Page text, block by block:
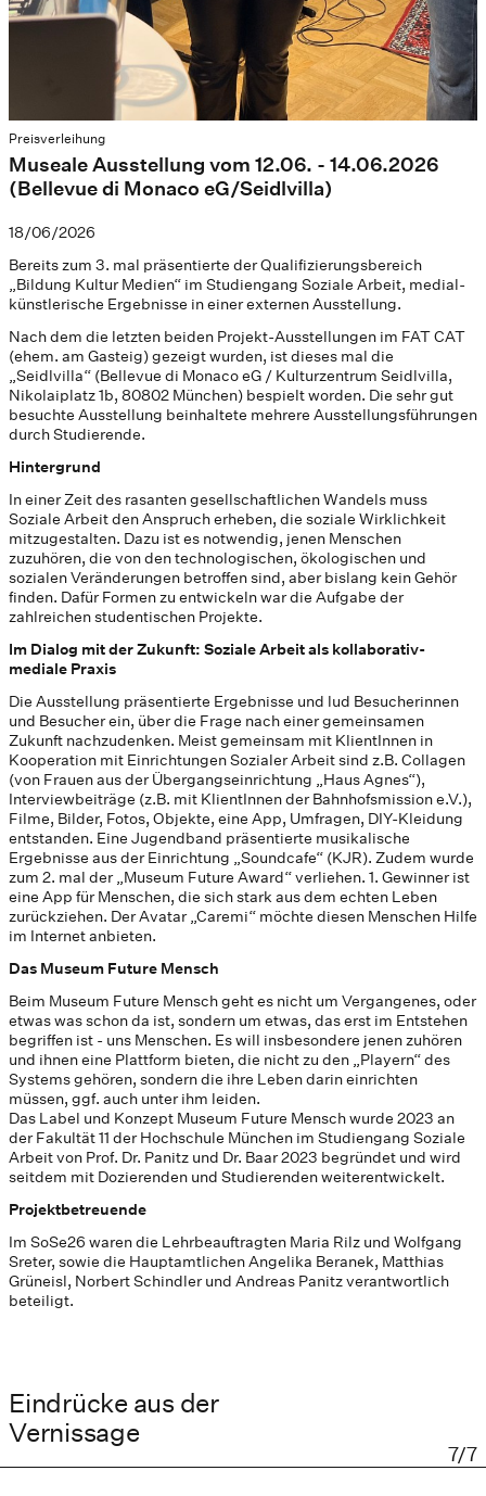
Preisverleihung
Museale Ausstellung vom 12.06. - 14.06.2026
(Bellevue di Monaco eG/Seidlvilla)
18/06/2026
Bereits zum 3. mal präsentierte der Qualifizierungsbereich
„Bildung Kultur Medien“ im Studiengang Soziale Arbeit, medial-
künstlerische Ergebnisse in einer externen Ausstellung.
Nach dem die letzten beiden Projekt-Ausstellungen im FAT CAT
(ehem. am Gasteig) gezeigt wurden, ist dieses mal die
„Seidlvilla“ (Bellevue di Monaco eG / Kulturzentrum Seidlvilla,
Nikolaiplatz 1b, 80802 München) bespielt worden. Die sehr gut
besuchte Ausstellung beinhaltete mehrere Ausstellungsführungen
durch Studierende.
Hintergrund
In einer Zeit des rasanten gesellschaftlichen Wandels muss
Soziale Arbeit den Anspruch erheben, die soziale Wirklichkeit
mitzugestalten. Dazu ist es notwendig, jenen Menschen
zuzuhören, die von den technologischen, ökologischen und
sozialen Veränderungen betroffen sind, aber bislang kein Gehör
finden. Dafür Formen zu entwickeln war die Aufgabe der
zahlreichen studentischen Projekte.
Im Dialog mit der Zukunft: Soziale Arbeit als kollaborativ-
mediale Praxis
Die Ausstellung präsentierte Ergebnisse und lud Besucherinnen
und Besucher ein, über die Frage nach einer gemeinsamen
Zukunft nachzudenken. Meist gemeinsam mit KlientInnen in
Kooperation mit Einrichtungen Sozialer Arbeit sind z.B. Collagen
(von Frauen aus der Übergangseinrichtung „Haus Agnes“),
Interviewbeiträge (z.B. mit KlientInnen der Bahnhofsmission e.V.),
Filme, Bilder, Fotos, Objekte, eine App, Umfragen, DIY-Kleidung
entstanden. Eine Jugendband präsentierte musikalische
Ergebnisse aus der Einrichtung „Soundcafe“ (KJR). Zudem wurde
zum 2. mal der „Museum Future Award“ verliehen. 1. Gewinner ist
eine App für Menschen, die sich stark aus dem echten Leben
zurückziehen. Der Avatar „Caremi“ möchte diesen Menschen Hilfe
im Internet anbieten.
Das Museum Future Mensch
Beim Museum Future Mensch geht es nicht um Vergangenes, oder
etwas was schon da ist, sondern um etwas, das erst im Entstehen
begriffen ist - uns Menschen. Es will insbesondere jenen zuhören
und ihnen eine Plattform bieten, die nicht zu den „Playern“ des
Systems gehören, sondern die ihre Leben darin einrichten
müssen, ggf. auch unter ihm leiden.
Das Label und Konzept Museum Future Mensch wurde 2023 an
der Fakultät 11 der Hochschule München im Studiengang Soziale
Arbeit von Prof. Dr. Panitz und Dr. Baar 2023 begründet und wird
seitdem mit Dozierenden und Studierenden weiterentwickelt.
Projektbetreuende
Im SoSe26 waren die Lehrbeauftragten Maria Rilz und Wolfgang
Sreter, sowie die Hauptamtlichen Angelika Beranek, Matthias
Grüneisl, Norbert Schindler und Andreas Panitz verantwortlich
beteiligt.
Eindrücke aus der
Vernissage
7/7